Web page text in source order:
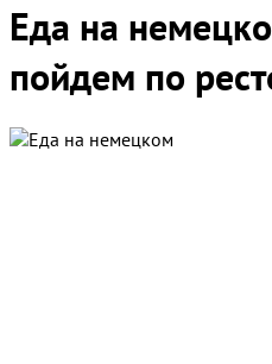
Еда на
пойдем по